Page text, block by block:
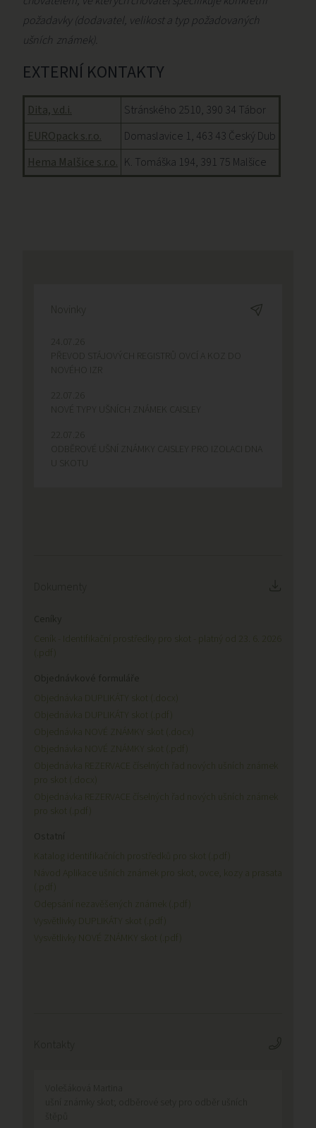
požadavky (dodavatel, velikost a typ požadovaných
ušních známek).
EXTERNÍ KONTAKTY
Dita, v.d.i.
Stránského 2510, 390 34 Tábor
EUROpack s.r.o.
Domaslavice 1, 463 43 Český Dub
Hema Malšice s.r.o. K. Tomáška 194, 391 75 Malšice
Novinky
24.07.26
PŘEVOD STÁJOVÝCH REGISTRŮ OVCÍ A KOZ DO
NOVÉHO IZR
22.07.26
NOVÉ TYPY UŠNÍCH ZNÁMEK CAISLEY
22.07.26
ODBĚROVÉ UŠNÍ ZNÁMKY CAISLEY PRO IZOLACI DNA
U SKOTU
Ceník - Identifikační prostředky pro skot - platný od 23. 6. 2026
(.pdf)
Objednávka DUPLIKÁTY skot (.docx)
Objednávka DUPLIKÁTY skot (.pdf)
Objednávka NOVÉ ZNÁMKY skot (.docx)
Objednávka NOVÉ ZNÁMKY skot (.pdf)
Objednávka REZERVACE číselných řad nových ušních známek
pro skot (.docx)
Objednávka REZERVACE číselných řad nových ušních známek
pro skot (.pdf)
Katalog identifikačních prostředků pro skot (.pdf)
Návod Aplikace ušních známek pro skot, ovce, kozy a prasata
(.pdf)
Odepsání nezavěšených známek (.pdf)
Vysvětlivky DUPLIKÁTY skot (.pdf)
Vysvětlivky NOVÉ ZNÁMKY skot (.pdf)
Volešáková Martina
ušní známky skot; odběrové sety pro odběr ušních